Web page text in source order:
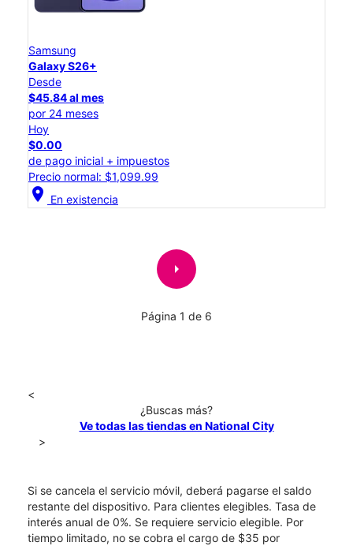
Samsung
Galaxy S26+
Desde
$45.84 al mes
por 24 meses
Hoy
$0.00
de pago inicial + impuestos
Precio normal: $1,099.99
location_on En existencia
arrow_right
Página 1 de 6
<
¿Buscas más?
Ve todas las tiendas en National City
>
Si se cancela el servicio móvil, deberá pagarse el saldo
restante del dispositivo. Para clientes elegibles. Tasa de
interés anual de 0%. Se requiere servicio elegible. Por
tiempo limitado, no se cobra el cargo de $35 por